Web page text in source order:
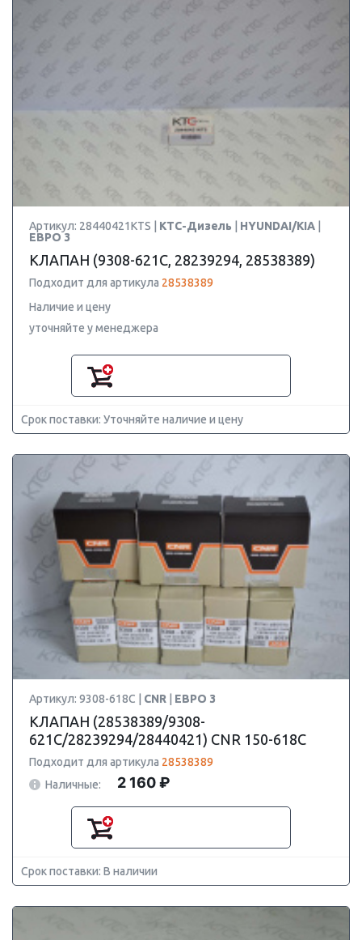
Артикул: 28440421KTS | КТС-Дизель HYUNDAI/KIA
ЕВРО 3
КЛАПАН (9308-621C, 28239294, 28538389)
Подходит для артикула 28538389
Наличие и цену
уточняйте у менеджера
Срок поставки: Уточняйте наличие и цену
Артикул: 9308-618C | CNR ЕВРО 3
КЛАПАН (28538389/9308-
621C/28239294/28440421) CNR 150-618C
Подходит для артикула 28538389
Наличные:
2 160 ₽
Срок поставки: В наличии